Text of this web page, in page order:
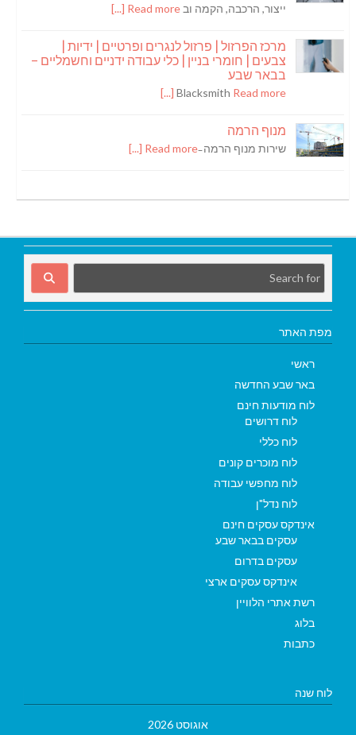
ייצור, הרכבה, הקמה וב Read more [...]
מרכז הפרזול | פרזול לנגרים ופרטיים | ידיות |
צבעים | חומרי בניין | כלי עבודה ידניים וחשמליים –
בבאר שבע
Blacksmith Read more [...]
מנוף הרמה
שירות מנוף הרמה ̵Read more [...]
מפת האתר
ראשי
באר שבע החדשה
לוח מודעות חינם
לוח דרושים
לוח כללי
לוח מוכרים קונים
לוח מחפשי עבודה
לוח נדל"ן
אינדקס עסקים חינם
עסקים בבאר שבע
עסקים בדרום
אינדקס עסקים ארצי
רשת אתרי הלוויין
בלוג
כתבות
לוח שנה
אוגוסט 2026